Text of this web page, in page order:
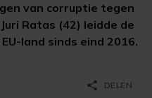
van corruptie tegen
Ratas (42) leidde de
land sinds eind 2016.
share DELEN